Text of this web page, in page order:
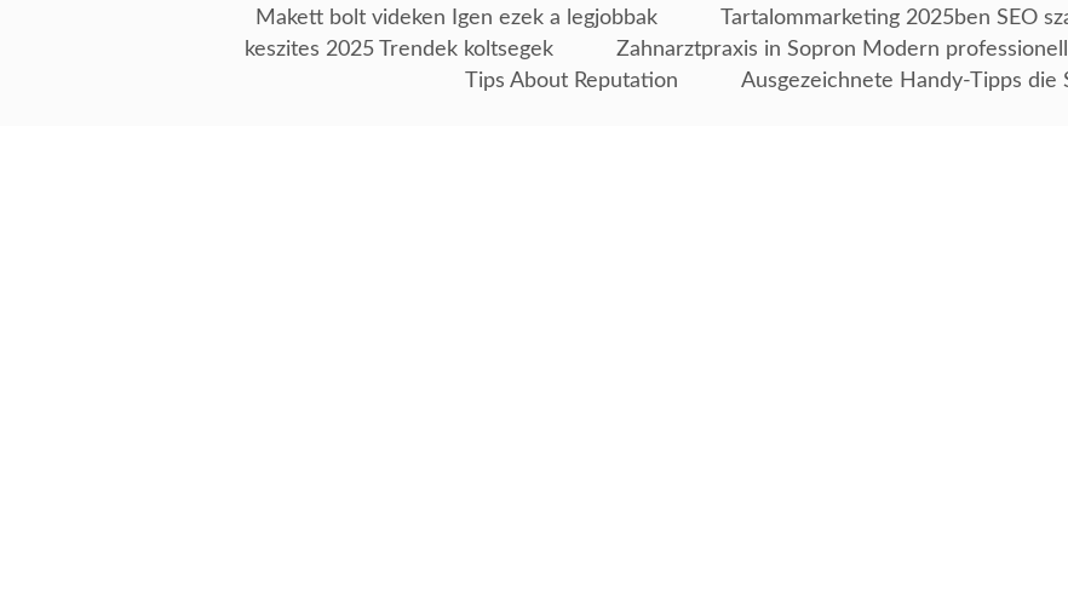
Makett bolt videken Igen ezek a legjobbak
Tartalommarketing 2025ben SEO
keszites 2025 Trendek koltsegek
Zahnarztpraxis in Sopron Modern professionell
Tips About Reputation
Ausgezeichnete Handy-Tipps die